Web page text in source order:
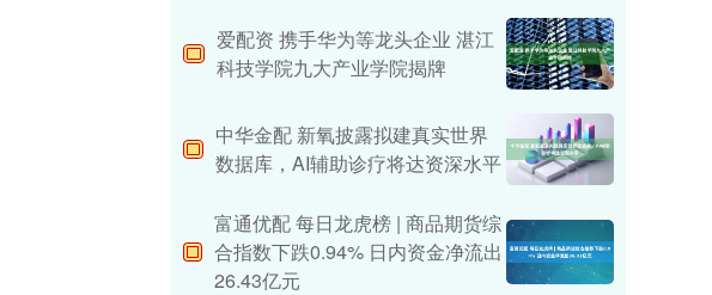
爱配资 携手华为等龙头企业 湛江
科技学院九大产业学院揭牌
中华金配 新氧披露拟建真实世界
数据库，AI辅助诊疗将达资深水平
富通优配 每日龙虎榜 | 商品期货综
合指数下跌0.94% 日内资金净流出
26.43亿元